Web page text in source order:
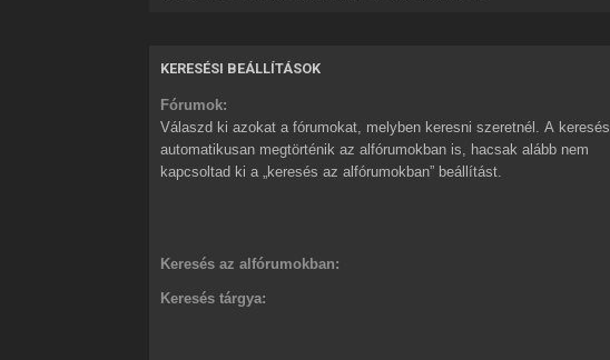
KERESÉSI BEÁLLÍTÁSOK
Fórumok:
Válaszd ki azokat a fórumokat, melyben keresni szeretnél. A keresés
automatikusan megtörténik az alfórumokban is, hacsak alább nem
kapcsoltad ki a „keresés az alfórumokban” beállítást.
Keresés az alfórumokban:
Keresés tárgya: